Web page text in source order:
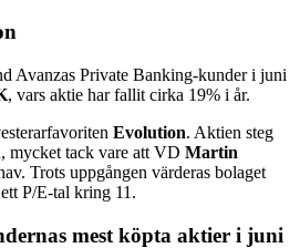
Avanzas Private Banking-kunder i juni
, vars aktie har fallit cirka 19% i år.
Evolution. Aktien steg
mycket tack vare att VD Martin
Trots uppgången värderas bolaget
P/E-tal kring 11.
mest köpta aktier i juni